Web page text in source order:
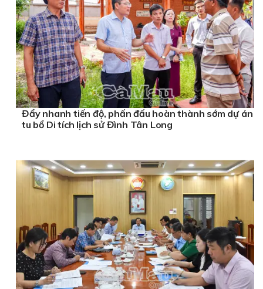
Đẩy nhanh tiến độ, phấn đấu hoàn thành sớm dự án
tu bổ Di tích lịch sử Đình Tân Long